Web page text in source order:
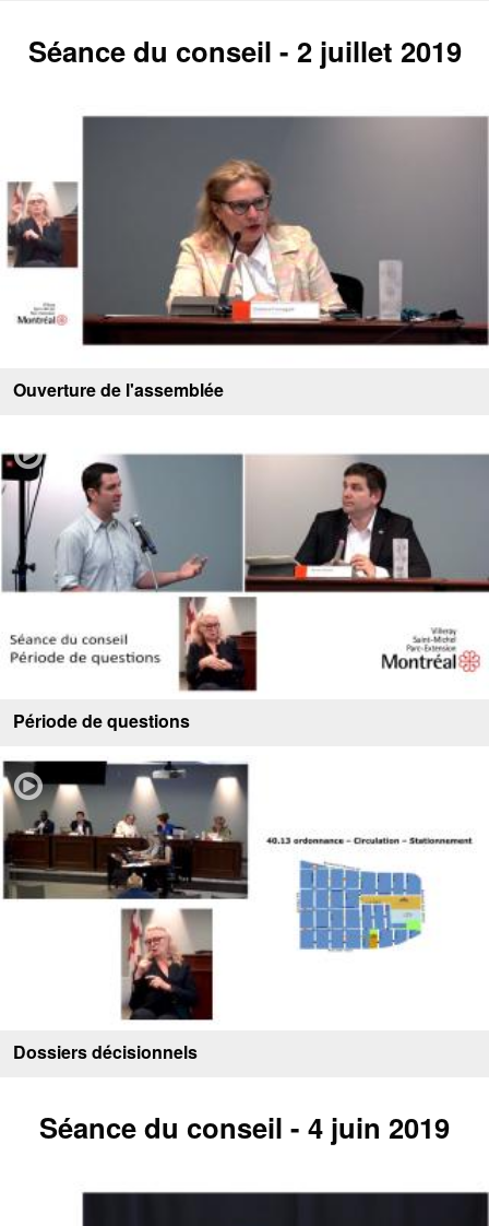
Séance du conseil - 2 juillet 2019
Ouverture de l'assemblée
Période de questions
Dossiers décisionnels
Séance du conseil - 4 juin 2019